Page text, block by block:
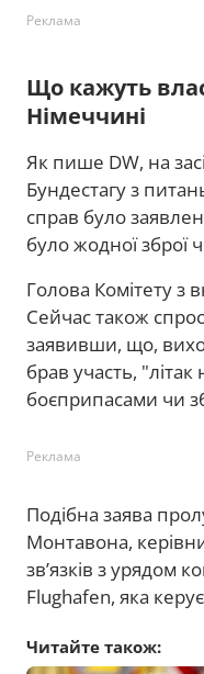
Реклама
Що кажуть
Німеччині
Як пише DW, на
Бундестагу з
справ було
було жодної зброї
Голова Комітету з
Сейчас також
заявивши, що,
брав участь,
боєприпасами чи
Реклама
Подібна заява
Монтавона,
зв’язків з урядом
Flughafen, яка
Читайте також: